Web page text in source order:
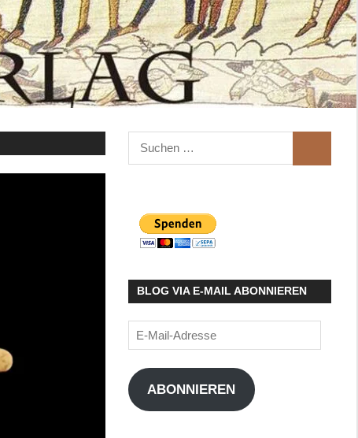
Suchen
nach:
BLOG VIA E-MAIL ABONNIEREN
E-
Mail-
Adresse
ABONNIEREN